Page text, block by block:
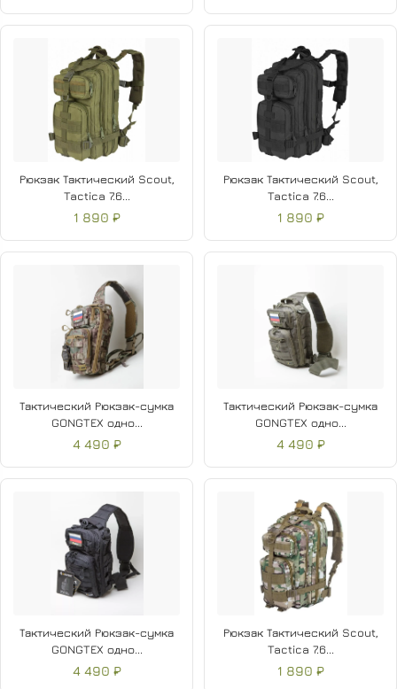
Рюкзак Тактический Scout,
Tactica 7.6...
1 890 ₽
Рюкзак Тактический Scout,
Tactica 7.6...
1 890 ₽
Тактический Рюкзак-сумка
GONGTEX одно...
4 490 ₽
Тактический Рюкзак-сумка
GONGTEX одно...
4 490 ₽
Тактический Рюкзак-сумка
GONGTEX одно...
4 490 ₽
Рюкзак Тактический Scout,
Tactica 7.6...
1 890 ₽